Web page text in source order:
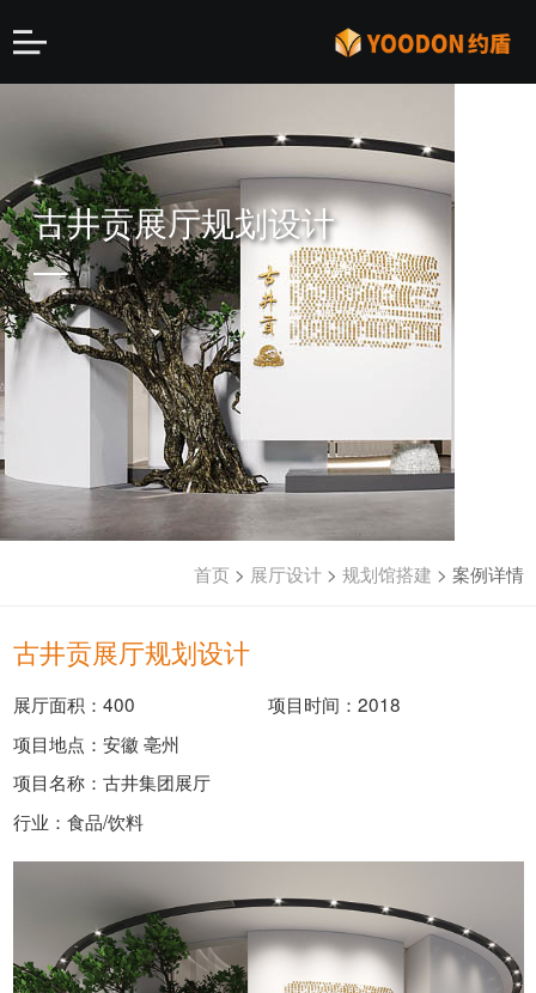
古井贡展厅规划设计
首页 > 展厅设计> 规划馆搭建 > 案例详情
古井贡展厅规划设计
展厅面积：400
项目时间：2018
项目地点：安徽 亳州
项目名称：古井集团展厅
行业：食品/饮料